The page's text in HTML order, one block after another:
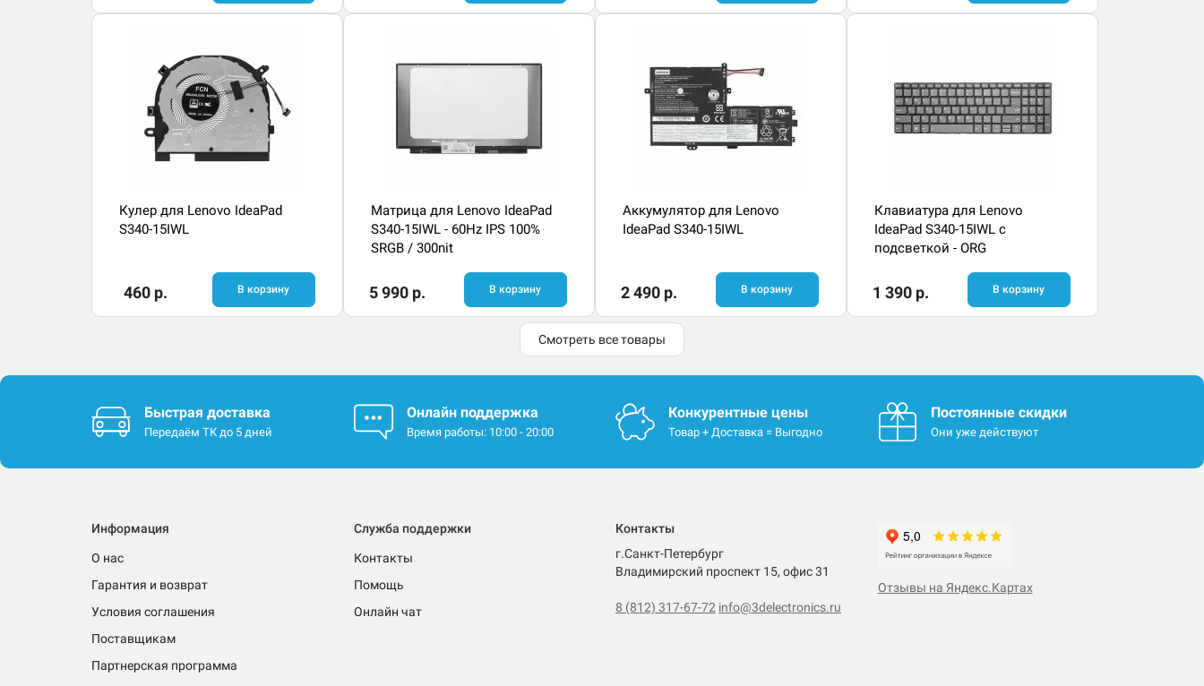
Кулер для Lenovo IdeaPad
S340-15IWL
460 р. В корзину
Матрица для Lenovo IdeaPad
S340-15IWL - 60Hz IPS 100%
SRGB / 300nit
5 990 р. В корзину
Аккумулятор для Lenovo
IdeaPad S340-15IWL
2 490 р. В корзину
Клавиатура для Lenovo
IdeaPad S340-15IWL с
подсветкой - ORG
1 390 р. В корзину
Смотреть все товары
Быстрая доставка
Передаём ТК до 5 дней
Онлайн поддержка
Время работы: 10:00 - 20:00
Конкурентные цены
Товар + Доставка = Выгодно
Постоянные скидки
Они уже действуют
Информация
О нас
Гарантия и возврат
Условия соглашения
Поставщикам
Партнерская программа
Служба поддержки
Контакты
Помощь
Онлайн чат
Контакты
г.Санкт-Петербург
Владимирский проспект 15, офис 31
8 (812) 317-67-72 info@3delectronics.ru
Отзывы на Яндекс.Картах